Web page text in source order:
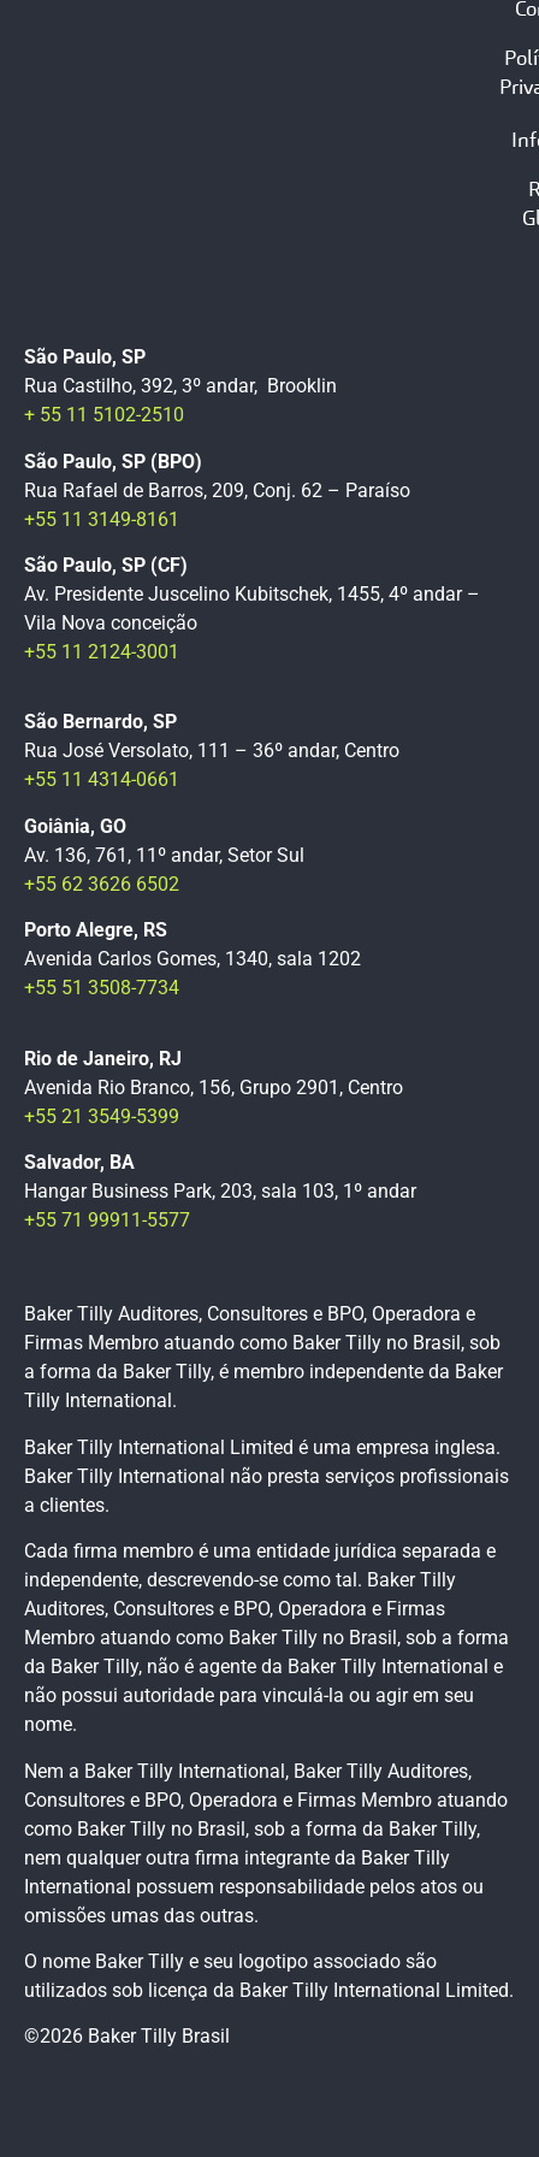
São Paulo, SP
Rua Castilho, 392, 3º andar, Brooklin
+ 55 11 5102-2510
São Paulo, SP (BPO)
Rua Rafael de Barros, 209, Conj. 62 – Paraíso
+55 11 3149-8161
São Paulo, SP (CF)
Av. Presidente Juscelino Kubitschek, 1455, 4º andar –
Vila Nova conceição
+55 11 2124-3001
São Bernardo, SP
Rua José Versolato, 111 – 36º andar, Centro
+55 11 4314-0661
Goiânia, GO
Av. 136, 761, 11º andar, Setor Sul
+55 62 3626 6502
Porto Alegre, RS
Avenida Carlos Gomes, 1340, sala 1202
+55 51 3508-7734
Rio de Janeiro, RJ
Avenida Rio Branco, 156, Grupo 2901, Centro
+55 21 3549-5399
Salvador, BA
Hangar Business Park, 203, sala 103, 1º andar
+55 71 99911-5577
Baker Tilly Auditores, Consultores e BPO, Operadora e
Firmas Membro atuando como Baker Tilly no Brasil, sob
a forma da Baker Tilly, é membro independente da Baker
Tilly International.
Baker Tilly International Limited é uma empresa inglesa.
Baker Tilly International não presta serviços profissionais
a clientes.
Cada firma membro é uma entidade jurídica separada e
independente, descrevendo-se como tal. Baker Tilly
Auditores, Consultores e BPO, Operadora e Firmas
Membro atuando como Baker Tilly no Brasil, sob a forma
da Baker Tilly, não é agente da Baker Tilly International e
não possui autoridade para vinculá-la ou agir em seu
nome.
Nem a Baker Tilly International, Baker Tilly Auditores,
Consultores e BPO, Operadora e Firmas Membro atuando
como Baker Tilly no Brasil, sob a forma da Baker Tilly,
nem qualquer outra firma integrante da Baker Tilly
International possuem responsabilidade pelos atos ou
omissões umas das outras.
O nome Baker Tilly e seu logotipo associado são
utilizados sob licença da Baker Tilly International Limited.
©2026 Baker Tilly Brasil